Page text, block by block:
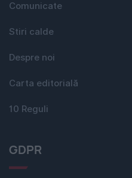
Comunicate
Stiri calde
Despre noi
Carta editorială
10 Reguli
GDPR